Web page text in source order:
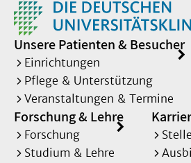
Unsere Patienten & Besucher
Einrichtungen
Pflege & Unterstützung
Veranstaltungen & Termine
Forschung & Lehre
Forschung
Studium & Lehre